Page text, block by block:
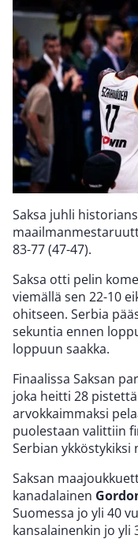
Saksa juhli
83-77 (47-47).
Saksa otti pelin
viemällä sen 22-10
ohitseen. Serbia
sekuntia ennen
loppuun saakka.
Finaalissa Saksan
joka heitti 28
arvokkaimmaksi
puolestaan valittiin
Serbian ykköstykiksi
Saksan
kanadalainen
Suomessa jo yli 40
kansalainenkin jo yli